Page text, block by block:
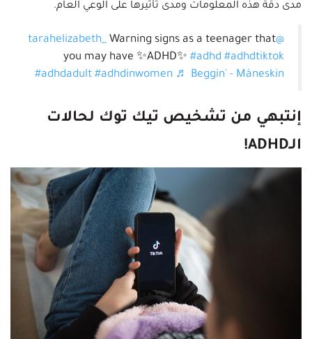
مدى دقة هذه المعلومات ومدى تأثيرها على الوعي العام.
@tarahelizabeth_
Warning signs as a teenager that
you may have ✨ADHD✨ #adhd #adhdtiktok
#adhdadult #adhdinwomen ♬ Beggin' - Måneskin
إنتبهي من تشخيص تيك توك لحالات
الـADHD
!